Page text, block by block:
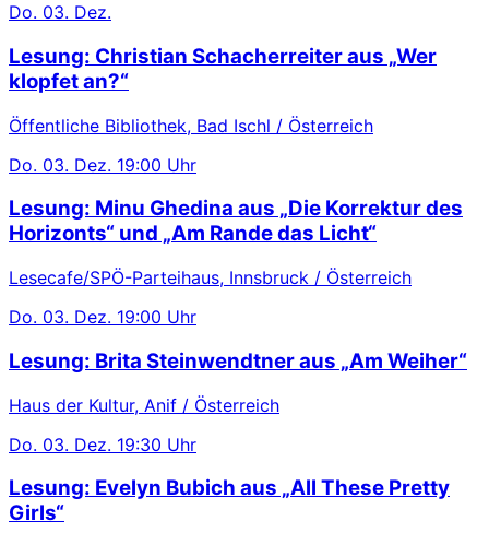
Do. 03. Dez.
Lesung: Christian Schacherreiter aus „Wer
klopfet an?“
Öffentliche Bibliothek, Bad Ischl / Österreich
Do. 03. Dez. 19:00 Uhr
Lesung: Minu Ghedina aus „Die Korrektur des
Horizonts“ und „Am Rande das Licht“
Lesecafe/SPÖ-Parteihaus, Innsbruck / Österreich
Do. 03. Dez. 19:00 Uhr
Lesung: Brita Steinwendtner aus „Am Weiher“
Haus der Kultur, Anif / Österreich
Do. 03. Dez. 19:30 Uhr
Lesung: Evelyn Bubich aus „All These Pretty
Girls“